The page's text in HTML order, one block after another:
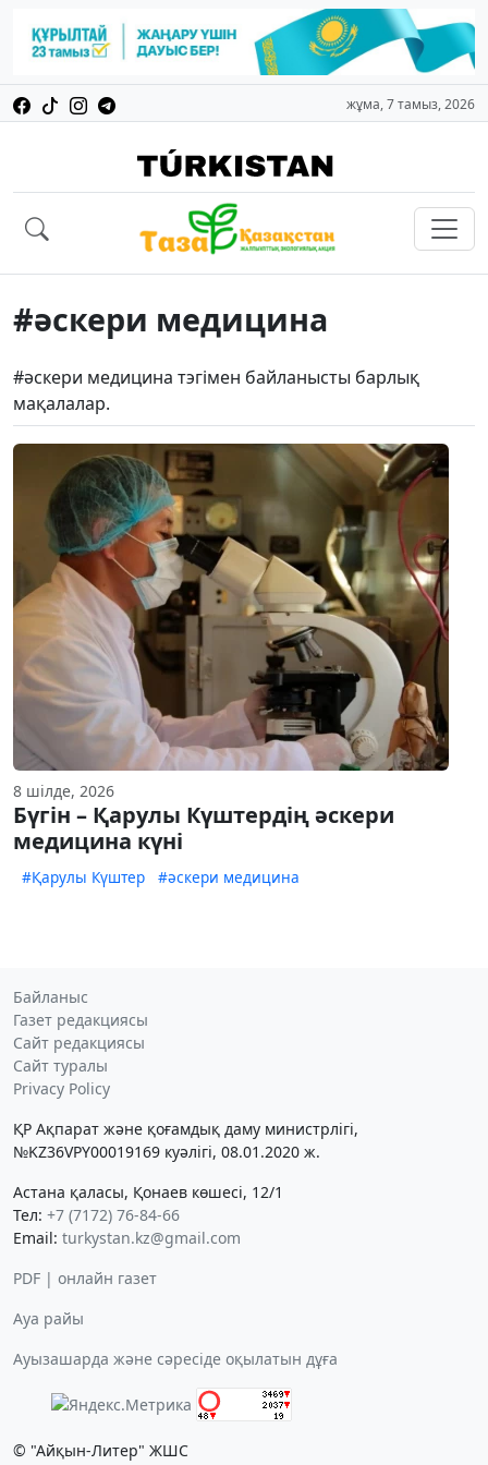
жұма, 7 тамыз, 2026
#әскери медицина
#әскери медицина тэгімен байланысты барлық
мақалалар.
8 шілде, 2026
Бүгін – Қарулы Күштердің әскери
медицина күні
#Қарулы Күштер #әскери медицина
Байланыс
Газет редакциясы
Сайт редакциясы
Сайт туралы
Privacy Policy
ҚР Ақпарат және қоғамдық даму министрлігі,
№KZ36VPY00019169 куәлігі, 08.01.2020 ж.
Астана қаласы, Қонаев көшесі, 12/1
Тел: +7 (7172) 76-84-66
Email: turkystan.kz@gmail.com
PDF | онлайн газет
Ауа райы
Ауызашарда және сәресіде оқылатын дұға
© "Айқын-Литер" ЖШС